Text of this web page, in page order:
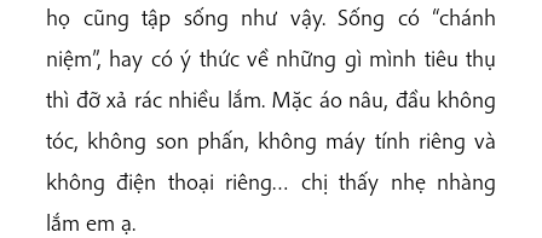
họ cũng tập sống như vậy. Sống có “chánh
niệm”, hay có ý thức về những gì mình tiêu thụ
thì đỡ xả rác nhiều lắm. Mặc áo nâu, đầu không
tóc, không son phấn, không máy tính riêng và
không điện thoại riêng… chị thấy nhẹ nhàng
lắm em ạ.